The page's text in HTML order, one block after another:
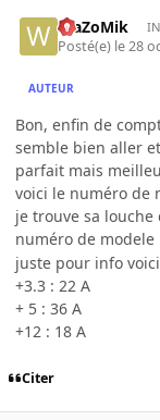
WaZoMik
Posté(e) le 28
AUTEUR
Bon, enfin de
semble bien aller
parfait mais
voici le numéro de
je trouve sa
numéro de modele
juste pour info
+3.3 : 22 A
+ 5 : 36 A
+12 : 18 A
Citer